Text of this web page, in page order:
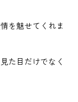
を魅せてくれま
た目だけでなく